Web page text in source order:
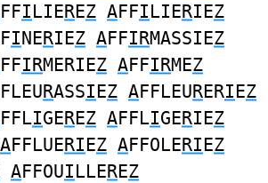
FFILIEREZ AFFILIERIEZ
INERIEZ AFFIRMASSIEZ
FFIRMERIEZ AFFIRMEZ
RASSIEZ AFFLEURERIEZ
FFLIGEREZ AFFLIGERIEZ
AFFLUERIEZ AFFOLERIEZ
AFFOUILLEREZ